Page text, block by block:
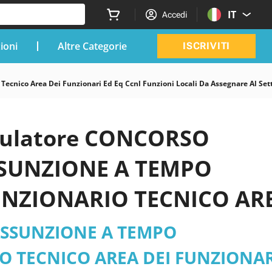
Accedi IT
Altre Categorie ISCRIVITI
Area Dei Funzionari Ed Eq Ccnl Funzioni Locali Da Assegnare Al
CONCORSO
A TEMPO
TECNICO
LOCALI DA
PATRIMONIO E
A TEMPO
TECNICO AREA DEI